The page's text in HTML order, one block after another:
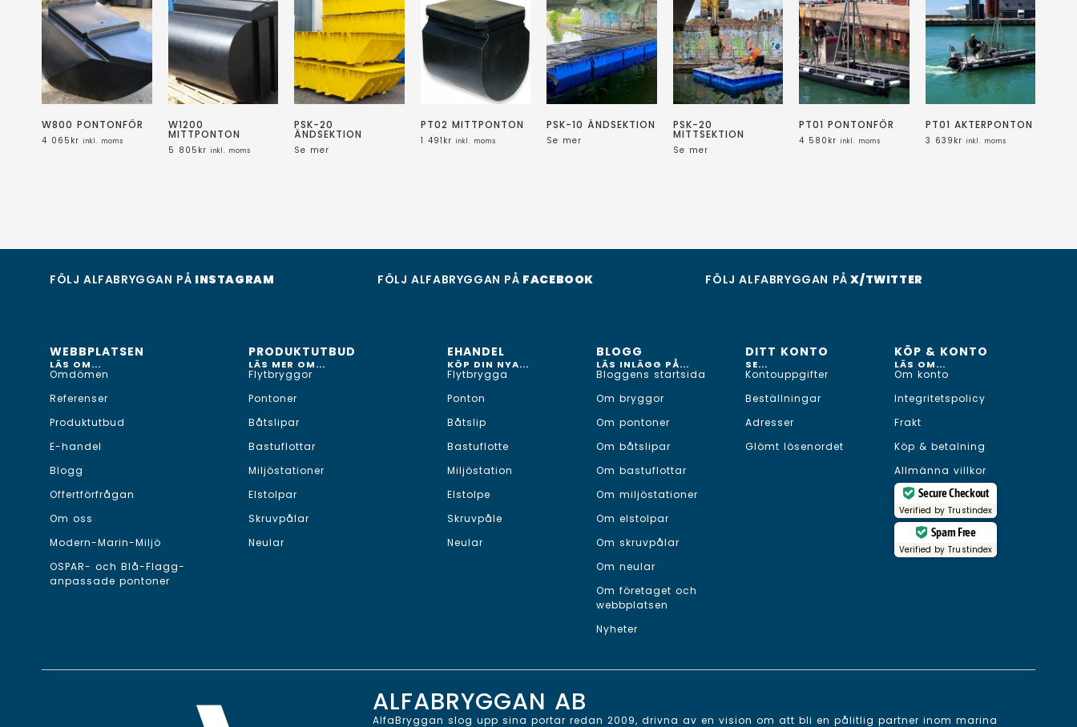
W800 PONTONFÖR
4 065 kr inkl. moms
W1200
MITTPONTON
5 805 kr inkl. moms
PSK-20
ÄNDSEKTION
Se mer
PT02 MITTPONTON
1 491 kr inkl. moms
PSK-10 ÄNDSEKTION
Se mer
PSK-20
MITTSEKTION
Se mer
PT01 PONTONFÖR
4 580 kr inkl. moms
PT01 AKTERPONTON
3 639 kr inkl. moms
FÖLJ ALFABRYGGAN PÅ INSTAGRAM FÖLJ ALFABRYGGAN PÅ FACEBOOK FÖLJ ALFABRYGGAN PÅ X/TWITTER
WEBBPLATSEN
LÄS OM...
Omdömen
Referenser
Produktutbud
E-handel
Blogg
Offertförfrågan
Om oss
Modern-Marin-Miljö
OSPAR- och Blå-Flagg-
anpassade pontoner
PRODUKTUTBUD
LÄS MER OM...
Flytbryggor
Pontoner
Båtslipar
Bastuflottar
Miljöstationer
Elstolpar
Skruvpålar
Neular
EHANDEL
KÖP DIN NYA...
Flytbrygga
Ponton
Båtslip
Bastuflotte
Miljöstation
Elstolpe
Skruvpåle
Neular
BLOGG
LÄS INLÄGG PÅ...
Bloggens startsida
Om bryggor
Om pontoner
Om båtslipar
Om bastuflottar
Om miljöstationer
Om elstolpar
Om skruvpålar
Om neular
Om företaget och
webbplatsen
Nyheter
DITT KONTO
SE...
Kontouppgifter
Beställningar
Adresser
Glömt lösenordet
KÖP & KONTO
LÄS OM...
Om konto
Integritetspolicy
Frakt
Köp & betalning
Allmänna villkor
Secure Checkout
Verified byTrustindex
Spam Free
Verified byTrustindex
ALFABRYGGAN AB
AlfaBryggan slog upp sina portar redan 2009, drivna av en vision om att bli en pålitlig partner inom marina